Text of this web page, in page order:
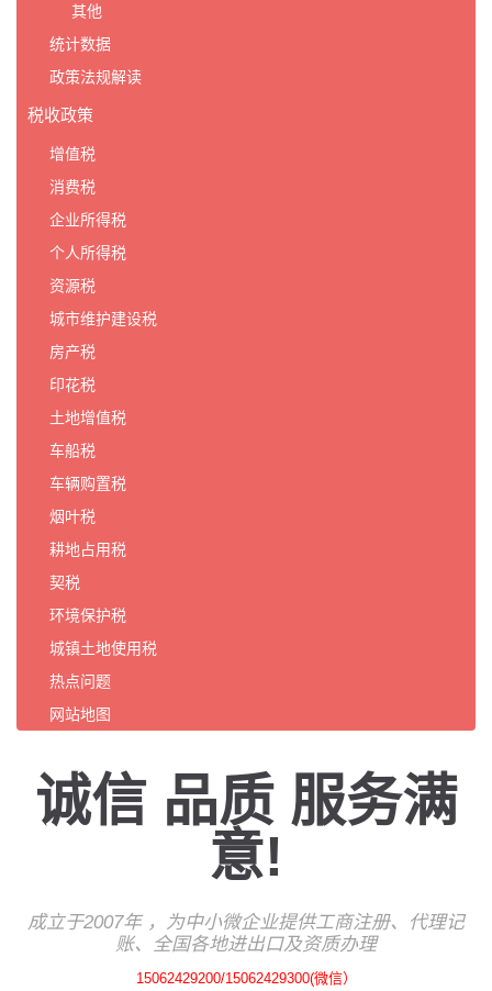
其他
统计数据
政策法规解读
税收政策
增值税
消费税
企业所得税
个人所得税
资源税
城市维护建设税
房产税
印花税
土地增值税
车船税
车辆购置税
烟叶税
耕地占用税
契税
环境保护税
城镇土地使用税
热点问题
网站地图
诚信 品质 服务满
意!
成立于2007年 ，为中小微企业提供工商注册、代理记
账、
全国各地进出口及资质办理
15062429200/15062429300(微信）